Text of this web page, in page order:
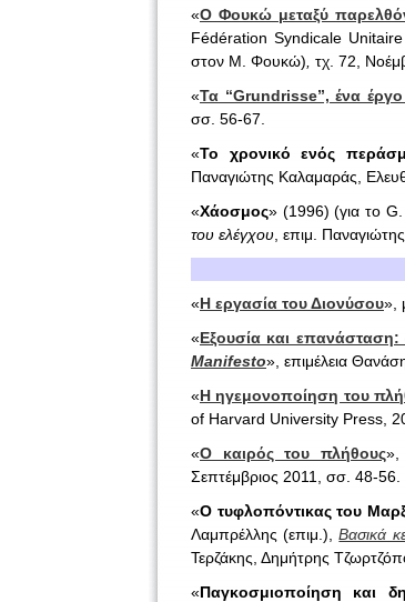
«Ο Φουκώ μεταξύ
Fédération Syndicale Unitaire
στον Μ. Φουκώ) τχ. 72,
«Τα “Grundrisse”, ένα έργο
σσ. 56-67.
«Το χρονικό ενός
Παναγιώτης Καλαμαράς,
«Χάοσμος» (1996) (για το G
του ελέγχου , επιμ.
«Η εργασία του Διονύσου»,
«Εξουσία και επανάσταση:
Manifesto», επιμέλεια
«Η ηγεμονοποίηση του
of Harvard University Press,
«Ο καιρός του πλήθους»,
Σεπτέμβριος 2011, σσ. 48-56.
«Ο τυφλοπόντικας του
Λαμπρέλλης (επιμ.),Βασικά
Τερζάκης, Δημήτρης
«Παγκοσμιοποίηση και